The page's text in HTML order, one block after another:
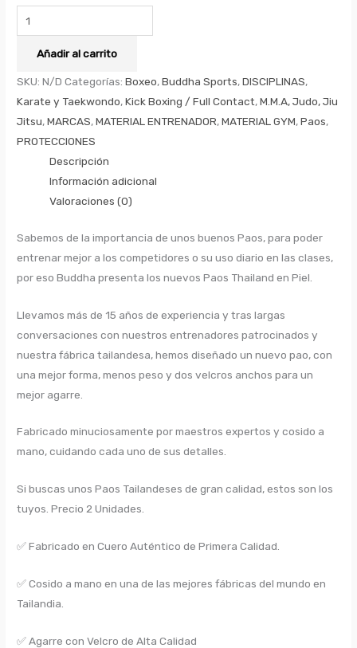
Añadir al carrito
SKU:N/D Categorías:Boxeo,Buddha Sports,DISCIPLINAS,
Karate y Taekwondo,Kick Boxing / Full Contact,M.M.A, Judo, Jiu
Jitsu,MARCAS,MATERIAL ENTRENADOR,MATERIAL GYM,Paos,
PROTECCIONES
Descripción
Información adicional
Valoraciones (0)
Sabemos de la importancia de unos buenos Paos, para poder
entrenar mejor a los competidores o su uso diario en las clases,
por eso Buddha presenta los nuevos Paos Thailand en Piel.
Llevamos más de 15 años de experiencia y tras largas
conversaciones con nuestros entrenadores patrocinados y
nuestra fábrica tailandesa, hemos diseñado un nuevo pao, con
una mejor forma, menos peso y dos velcros anchos para un
mejor agarre.
Fabricado minuciosamente por maestros expertos y cosido a
mano, cuidando cada uno de sus detalles.
Si buscas unos Paos Tailandeses de gran calidad, estos son los
tuyos. Precio 2 Unidades.
✅ Fabricado en Cuero Auténtico de Primera Calidad.
✅ Cosido a mano en una de las mejores fábricas del mundo en
Tailandia.
✅ Agarre con Velcro de Alta Calidad